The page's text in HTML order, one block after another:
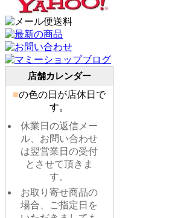
店舗カレンダー
■の色の日が店休日で
す。
休業日の返信メー
ル、お問い合わせ
は翌営業日の受付
とさせて頂きま
す。
お取り寄せ商品の
場合、ご指定日を